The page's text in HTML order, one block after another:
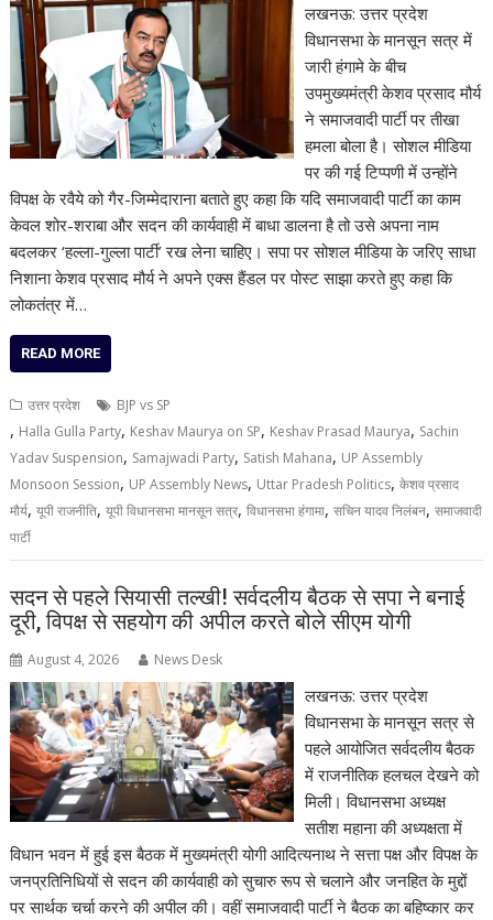
लखनऊ: उत्तर प्रदेश
विधानसभा के मानसून सत्र में
जारी हंगामे के बीच
उपमुख्यमंत्री केशव प्रसाद मौर्य
ने समाजवादी पार्टी पर तीखा
हमला बोला है। सोशल मीडिया
पर की गई टिप्पणी में उन्होंने
विपक्ष के रवैये को गैर-जिम्मेदाराना बताते हुए कहा कि यदि समाजवादी पार्टी का काम
केवल शोर-शराबा और सदन की कार्यवाही में बाधा डालना है तो उसे अपना नाम
बदलकर ‘हल्ला-गुल्ला पार्टी’ रख लेना चाहिए। सपा पर सोशल मीडिया के जरिए साधा
निशाना केशव प्रसाद मौर्य ने अपने एक्स हैंडल पर पोस्ट साझा करते हुए कहा कि
लोकतंत्र में…
READ MORE
उत्तर प्रदेश BJP vs SP
, Halla Gulla Party, Keshav Maurya on SP, Keshav Prasad Maurya, Sachin
Yadav Suspension, Samajwadi Party, Satish Mahana, UP Assembly
Monsoon Session, UP Assembly News, Uttar Pradesh Politics,केशव प्रसाद
मौर्य,यूपी राजनीति,यूपी विधानसभा मानसून सत्र,विधानसभा हंगामा,सचिन यादव निलंबन,समाजवादी
पार्टी
सदन से पहले सियासी तल्खी! सर्वदलीय बैठक से सपा ने बनाई
दूरी, विपक्ष से सहयोग की अपील करते बोले सीएम योगी
August 4, 2026 News Desk
लखनऊ: उत्तर प्रदेश
विधानसभा के मानसून सत्र से
पहले आयोजित सर्वदलीय बैठक
में राजनीतिक हलचल देखने को
मिली। विधानसभा अध्यक्ष
सतीश महाना की अध्यक्षता में
विधान भवन में हुई इस बैठक में मुख्यमंत्री योगी आदित्यनाथ ने सत्ता पक्ष और विपक्ष के
जनप्रतिनिधियों से सदन की कार्यवाही को सुचारु रूप से चलाने और जनहित के मुद्दों
पर सार्थक चर्चा करने की अपील की। वहीं समाजवादी पार्टी ने बैठक का बहिष्कार कर